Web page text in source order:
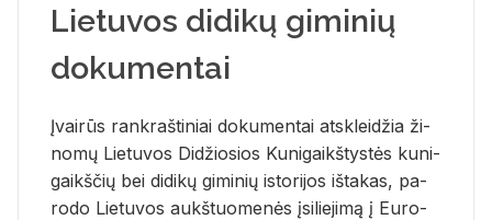
Lietuvos didikų giminių
dokumentai
Įvai­rūs rank­raš­ti­niai do­ku­men­tai at­sklei­džia ži­
no­mų Lie­tu­vos Di­džio­sios Ku­ni­gaikš­tys­tės ku­ni­
gaikš­čių bei di­di­kų gi­mi­nių is­to­ri­jos iš­ta­kas, pa­
ro­do Lie­tu­vos aukš­tuo­me­nės įsi­lie­ji­mą į Eu­ro­